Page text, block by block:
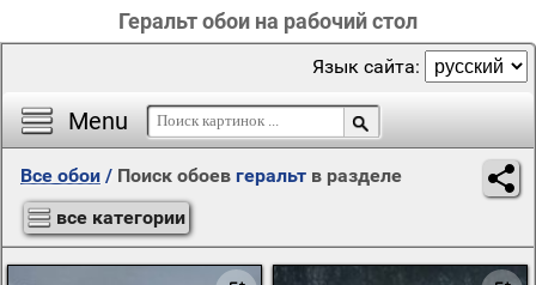
Геральт обои на рабочий стол
Menu
Язык сайта:
Все обои / Поиск обоев геральт в разделе
все категории